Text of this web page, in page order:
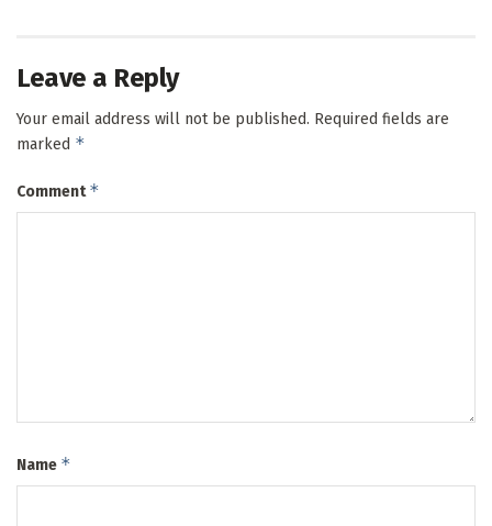
Leave a Reply
Your email address will not be published. Required fields are
marked *
Comment*
Name *